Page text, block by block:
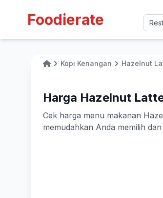
Foodierate
HomeKopi Kenangan Hazelnut
Harga Hazelnut
Cek harga menu makanan
memudahkan Anda memilih